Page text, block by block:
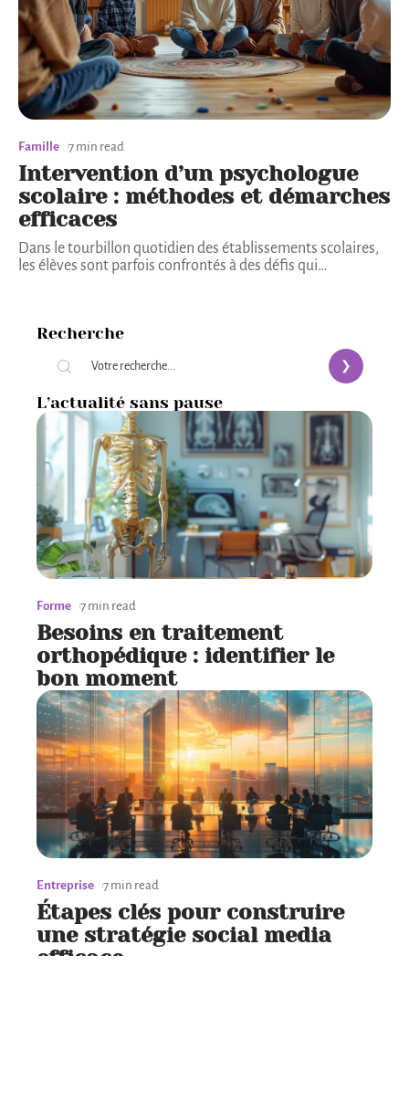
Famille 7 min read
Intervention d’un psychologue
scolaire : méthodes et démarches
efficaces
Dans le tourbillon quotidien des établissements scolaires,
les élèves sont parfois confrontés à des défis qui…
Recherche
L’actualité sans pause
Forme 7 min read
Besoins en traitement
orthopédique : identifier le
bon moment
Entreprise 7 min read
Étapes clés pour construire
une stratégie social media
efficace